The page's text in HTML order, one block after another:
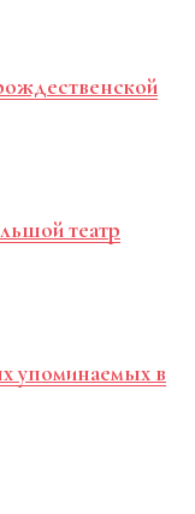
театр
упоминаемых в